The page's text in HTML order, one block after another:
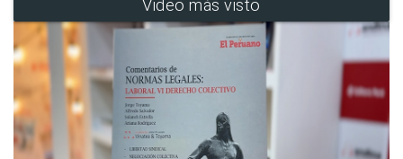
Video más visto